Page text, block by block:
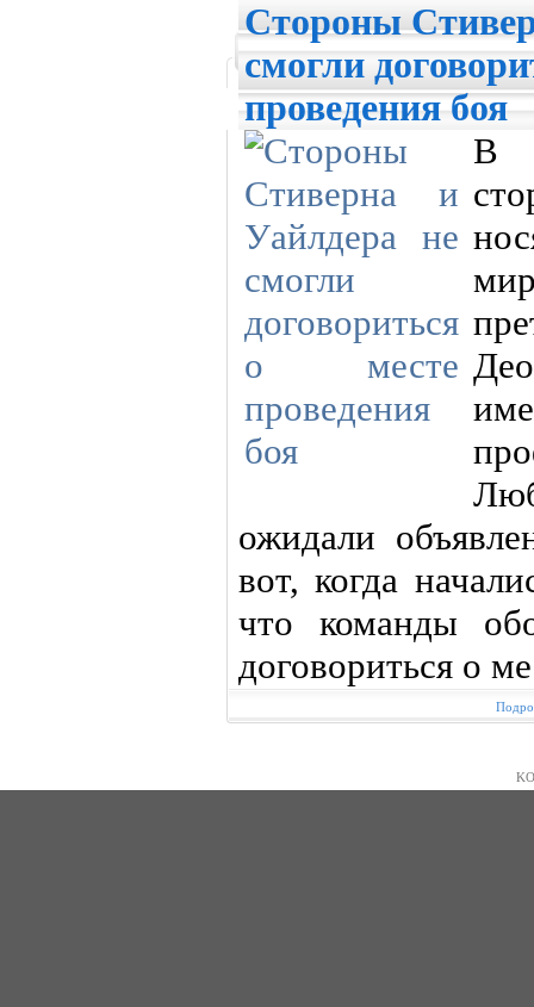
Стороны
смогли
проведения боя
В
ожидали
вот, когда
что команды
договориться о